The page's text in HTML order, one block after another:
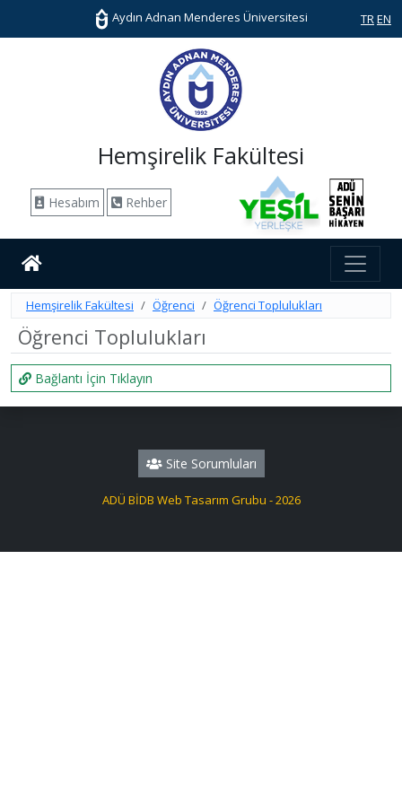
Aydın Adnan Menderes Üniversitesi TR EN
Hemşirelik Fakültesi
Hesabım Rehber
Hemşirelik Fakültesi Öğrenci Öğrenci Toplulukları
Öğrenci Toplulukları
Bağlantı İçin Tıklayın
Site Sorumluları
ADÜ BİDB Web Tasarım Grubu - 2026